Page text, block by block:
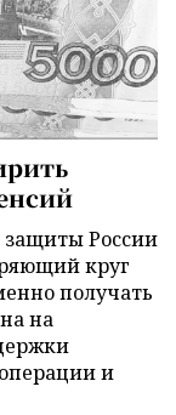
защиты России
круг
получать
на
и